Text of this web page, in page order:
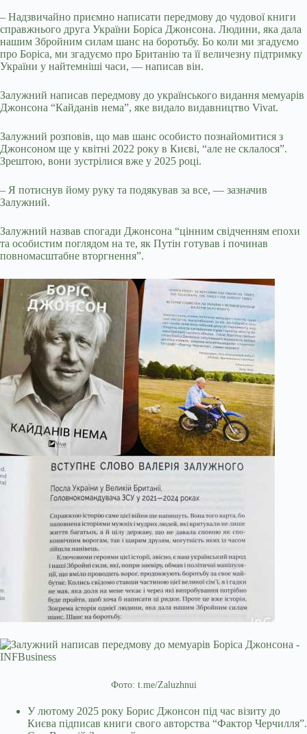
– Надзвичайно приємно написати передмову до чудової книги
справжнього друга України Боріса Джонсона. Людини, яка дала
нашим Збройним силам шанс на боротьбу. Бо коли ми згадуємо
про Боріса, ми згадуємо про Британію та її величезну підтримку
України у найтемніші часи, — написав він.
Залужний написав передмову до українського видання мемуарів
Джонсона “Кайданів нема”, яке видало видавництво Vivat.
Залужний розповів, що мав шанс особисто познайомитися з
Джонсоном ще у квітні 2022 року в Києві, “але не склалося”.
Зрештою, вони зустрілися вже у 2025 році.
– Я потиснув йому руку та подякував за все, — зазначив
Залужний.
Залужний назвав спогади Джонсона “цінним свідченням епохи
та особистим поглядом на те, як Путін готував і починав
повномасштабне вторгнення”.
Фото: t.me/Zaluzhnui
У лютому 2025 року Борис Джонсон під час візиту до
Києва підписав книги свого авторства “Фактор Черчилля”.